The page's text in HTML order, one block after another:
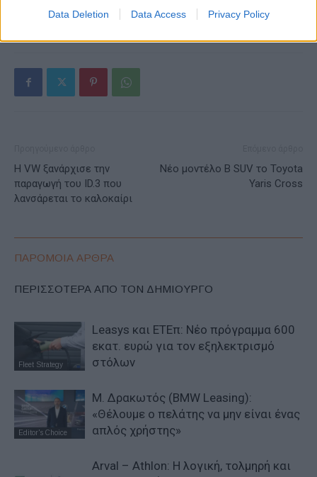
Data Deletion Data Access Privacy Policy
Ευρώπη
Χρηματοδοτικά μοντέλα
Η VW ξανάρχισε την
παραγωγή του ID.3 που
λανσάρεται το καλοκαίρι
Nέο μοντέλο B SUV το Toyota
Yaris Cross
ΠΑΡΟΜΟΙΑ ΑΡΘΡΑ
ΠΕΡΙΣΣΟΤΕΡΑ ΑΠΟ ΤΟΝ ΔΗΜΙΟΥΡΓΟ
Fleet Strategy
Leasys και ΕΤΕπ: Νέο πρόγραμμα 600
εκατ. ευρώ για τον εξηλεκτρισμό
στόλων
Editor's Choice
Μ. Δρακωτός (BMW Leasing):
«Θέλουμε ο πελάτης να μην είναι ένας
απλός χρήστης»
Arval – Athlon: Η λογική, τολμηρή και